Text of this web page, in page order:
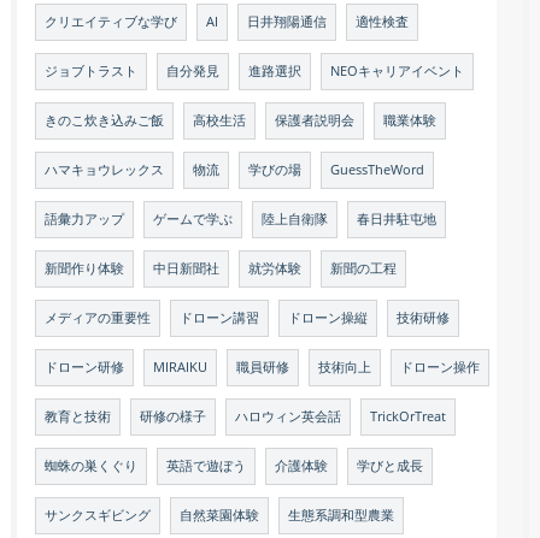
クリエイティブな学び AI 日井翔陽通信 適性検査
ジョブトラスト 自分発見 進路選択 NEOキャリアイベント
きのこ炊き込みご飯 高校生活 保護者説明会 職業体験
ハマキョウレックス 物流 学びの場 GuessTheWord
語彙力アップ ゲームで学ぶ 陸上自衛隊 春日井駐屯地
新聞作り体験 中日新聞社 就労体験 新聞の工程
メディアの重要性 ドローン講習 ドローン操縦 技術研修
ドローン研修 MIRAIKU 職員研修 技術向上 ドローン操作
教育と技術 研修の様子 ハロウィン英会話 TrickOrTreat
蜘蛛の巣くぐり 英語で遊ぼう 介護体験 学びと成長
サンクスギビング 自然菜園体験 生態系調和型農業